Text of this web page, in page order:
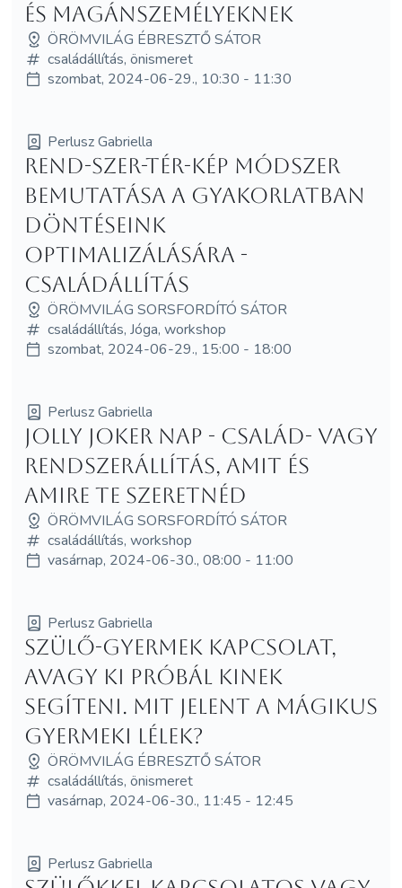
és magánszemélyeknek
ÖRÖMVILÁG ÉBRESZTŐ SÁTOR
családállítás, önismeret
szombat, 2024-06-29., 10:30 - 11:30
Perlusz Gabriella
Rend-Szer-Tér-Kép módszer
bemutatása a gyakorlatban
döntéseink
optimalizálására -
családállítás
ÖRÖMVILÁG SORSFORDÍTÓ SÁTOR
családállítás, Jóga, workshop
szombat, 2024-06-29., 15:00 - 18:00
Perlusz Gabriella
Jolly Joker nap - Család- vagy
rendszerállítás, amit és
amire Te szeretnéd
ÖRÖMVILÁG SORSFORDÍTÓ SÁTOR
családállítás, workshop
vasárnap, 2024-06-30., 08:00 - 11:00
Perlusz Gabriella
Szülő-gyermek kapcsolat,
avagy ki próbál kinek
segíteni. Mit jelent a mágikus
gyermeki lélek?
ÖRÖMVILÁG ÉBRESZTŐ SÁTOR
családállítás, önismeret
vasárnap, 2024-06-30., 11:45 - 12:45
Perlusz Gabriella